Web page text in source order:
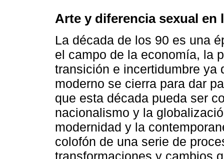
Arte y diferencia sexual en
La década de los 90 es una
el campo de la economía, la
transición e incertidumbre ya
moderno se cierra para dar
que esta década pueda ser
nacionalismo y la
modernidad y la
colofón de una serie de
transformaciones y cambios